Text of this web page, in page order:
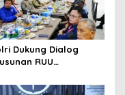
Dukung Dialog
RUU
Aspirasi Buruh